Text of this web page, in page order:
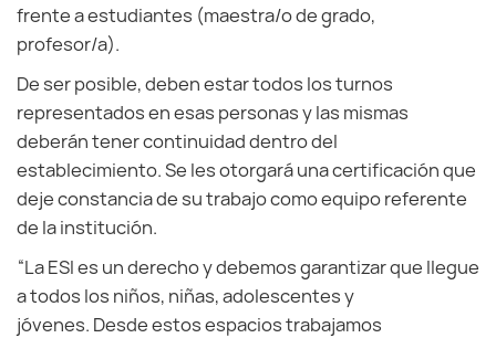
frente a estudiantes (maestra/o de grado,
profesor/a).
De ser posible, deben estar todos los turnos
representados en esas personas y las mismas
deberán tener continuidad dentro del
establecimiento. Se les otorgará una certificación que
deje constancia de su trabajo como equipo referente
de la institución.
“La ESI es un derecho y debemos garantizar que llegue
a todos los niños, niñas, adolescentes y
jóvenes. Desde estos espacios trabajamos